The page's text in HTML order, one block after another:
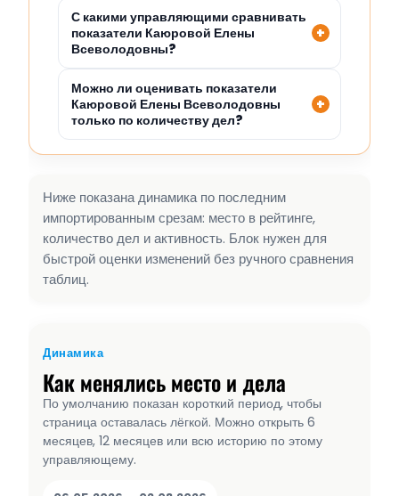
С какими управляющими сравнивать
показатели Каюровой Елены
Всеволодовны?
Можно ли оценивать показатели
Каюровой Елены Всеволодовны
только по количеству дел?
Ниже показана динамика по последним
импортированным срезам: место в рейтинге,
количество дел и активность. Блок нужен для
быстрой оценки изменений без ручного сравнения
таблиц.
Динамика
Как менялись место и дела
По умолчанию показан короткий период, чтобы
страница оставалась лёгкой. Можно открыть 6
месяцев, 12 месяцев или всю историю по этому
управляющему.